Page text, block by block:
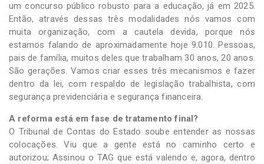
um concurso público robusto para a educação, já em 2025.
Então, através dessas três modalidades nós vamos com
muita organização, com a cautela devida, porque nós
estamos falando de aproximadamente hoje 9.010. Pessoas,
pais de família, muitos deles que trabalham 30 anos, 20 anos.
São gerações. Vamos criar esses três mecanismos e fazer
dentro da lei, com respaldo de legislação trabalhista, com
segurança previdenciária e segurança financeira.
A reforma está em fase de tratamento final?
O Tribunal de Contas do Estado soube entender as nossas
colocações. Viu que a gente está no caminho certo e
autorizou; Assinou o TAG que está valendo e, agora, dentro